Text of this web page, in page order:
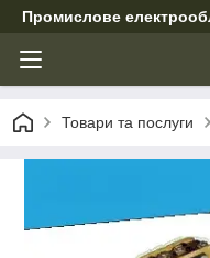
Промислове
Товари та послуги